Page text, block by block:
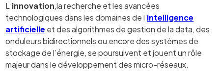
L’innovation,la recherche et les avancées
technologiques dans les domaines de l’intelligence
artificielle et des algorithmes de gestion de la data, des
onduleurs bidirectionnels ou encore des systèmes de
stockage de l’énergie, se poursuivent et jouent un rôle
majeur dans le développement des micro-réseaux.